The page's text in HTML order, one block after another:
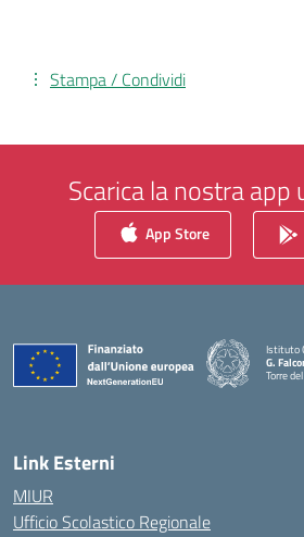
Stampa / Condividi
Scarica la nostra app
App Store
Istituto
G.
Torre
Link Esterni
MIUR
Ufficio Scolastico Regionale